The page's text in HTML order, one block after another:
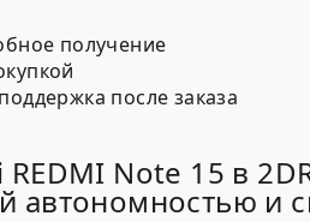
получение
после заказа
Note 15 в
автономностью и